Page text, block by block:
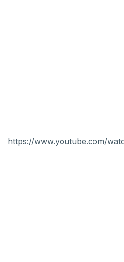
https://www.youtube.com/